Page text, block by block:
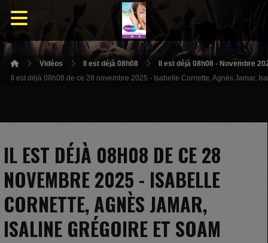
Vidéos Il est déjà 08h08
Il est déjà 08h08 - Novembre
Il est déjà 08h08 de ce 28 novembre 2025 - Isabelle Cornette, Agnès Jamar,
IL EST DÉJÀ 08H08 DE CE 28
NOVEMBRE 2025 - ISABELLE
CORNETTE, AGNÈS JAMAR,
ISALINE GRÉGOIRE ET SOAM